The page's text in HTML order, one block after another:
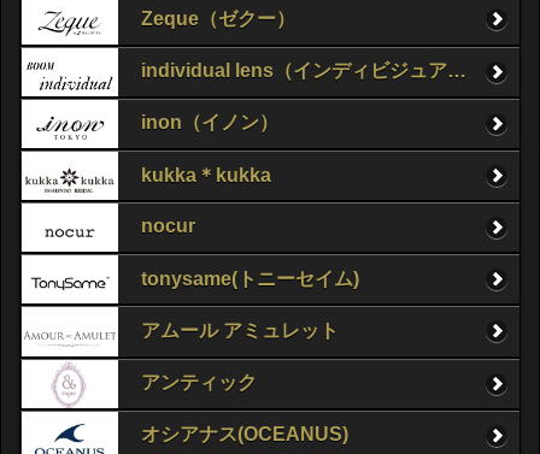
Zeque（ゼクー）
individual lens（インディビジュアルレンズ）
inon（イノン）
kukka＊kukka
nocur
tonysame(トニーセイム)
アムール アミュレット
アンティック
オシアナス(OCEANUS)